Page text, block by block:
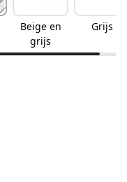
Beige en
grijs
Grijs